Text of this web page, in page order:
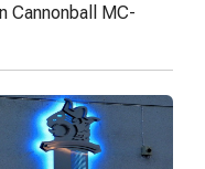
Cannonball MC-